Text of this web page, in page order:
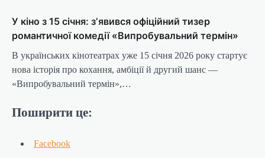
У кіно з 15 січня: зʼявився офіційний тизер
романтичної комедії «Випробувальний термін»
В українських кінотеатрах уже 15 січня 2026 року стартує
нова історія про кохання, амбіції й другий шанс —
«Випробувальний термін»,…
Поширити це:
Facebook